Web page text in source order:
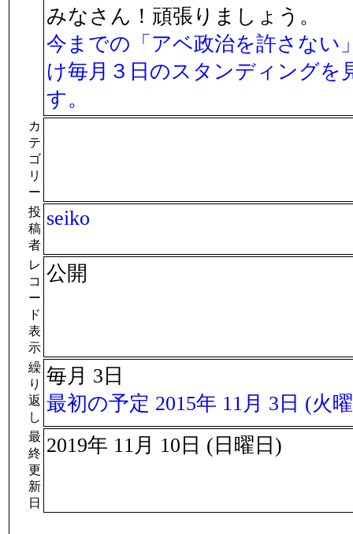
みなさん！頑張りましょう。
今までの「アベ政治を許さない
け毎月３日のスタンディングを
す。
カ
テ
ゴ
リ
ー
投
稿
者
seiko
レ
コ
ー
ド
表
示
公開
繰
り
返
し
毎月 3日
最初の予定 2015年 11月 3日 (火
最
終
更
新
日
2019年 11月 10日 (日曜日)